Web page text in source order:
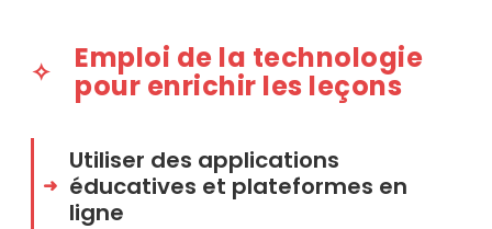
Emploi de la technologie
pour enrichir les leçons
Utiliser des applications
éducatives et plateformes en
ligne